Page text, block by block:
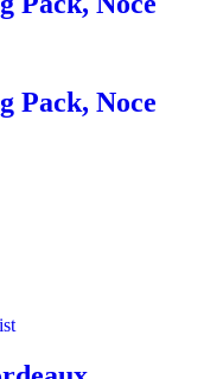
Pack, Noce